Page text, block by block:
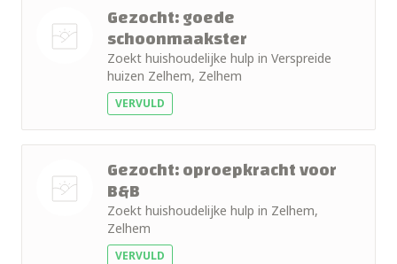
Gezocht: goede
schoonmaakster
Zoekt huishoudelijke hulp in Verspreide
huizen Zelhem, Zelhem
VERVULD
Gezocht: oproepkracht voor
B&B
Zoekt huishoudelijke hulp in Zelhem,
Zelhem
VERVULD